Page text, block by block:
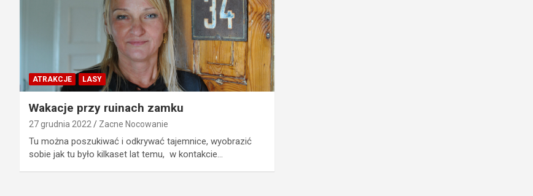
ATRAKCJE LASY
Wakacje przy ruinach zamku
27 grudnia 2022 Zacne Nocowanie
Tu można poszukiwać i odkrywać tajemnice, wyobrazić
sobie jak tu było kilkaset lat temu, w kontakcie…